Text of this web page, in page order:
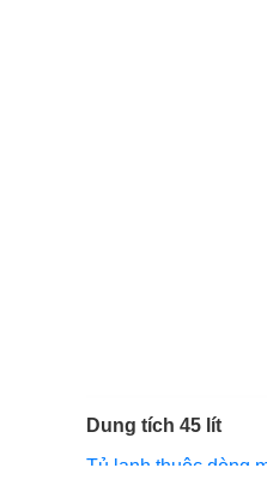
Dung tích 45 lít
Tủ lạnh thuộc dòng